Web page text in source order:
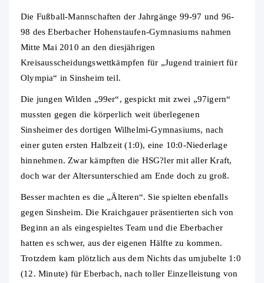
Die Fußball-Mannschaften der Jahrgänge 99-97 und 96-
98 des Eberbacher Hohenstaufen-Gymnasiums nahmen
Mitte Mai 2010 an den diesjährigen
Kreisausscheidungswettkämpfen für „Jugend trainiert für
Olympia“ in Sinsheim teil.
Die jungen Wilden „99er“, gespickt mit zwei „97igern“
mussten gegen die körperlich weit überlegenen
Sinsheimer des dortigen Wilhelmi-Gymnasiums, nach
einer guten ersten Halbzeit (1:0), eine 10:0-Niederlage
hinnehmen. Zwar kämpften die HSG?ler mit aller Kraft,
doch war der Altersunterschied am Ende doch zu groß.
Besser machten es die „Älteren“. Sie spielten ebenfalls
gegen Sinsheim. Die Kraichgauer präsentierten sich von
Beginn an als eingespieltes Team und die Eberbacher
hatten es schwer, aus der eigenen Hälfte zu kommen.
Trotzdem kam plötzlich aus dem Nichts das umjubelte 1:0
(12. Minute) für Eberbach, nach toller Einzelleistung von